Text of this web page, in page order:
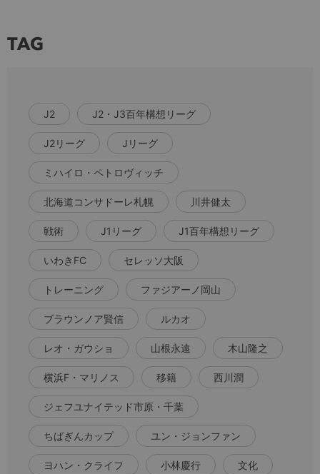
TAG
J2 J2・J3百年構想リーグ
J2リーグ Jリーグ
ミハイロ・ペトロヴィッチ
北海道コンサドーレ札幌 川井健太
戦術 J1リーグ J1百年構想リーグ
いわきFC セレッソ大阪
トレーニング ファジアーノ岡山
ブラウンノア賢信 ルカオ
レオ・ガウショ 山根永遠 木山隆之
横浜F・マリノス 移籍 西川潤
ジェフユナイテッド市原・千葉
ちばぎんカップ ユン・ジョンファン
ヨハン・クライフ 小林慶行 文化